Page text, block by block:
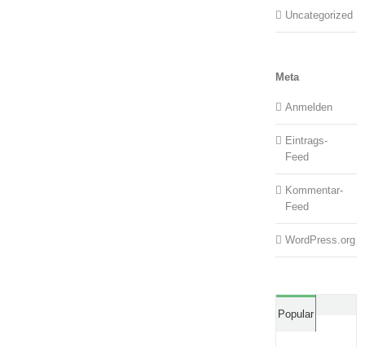
Uncategorized
Meta
Anmelden
Eintrags-
Feed
Kommentar-
Feed
WordPress.org
Popular